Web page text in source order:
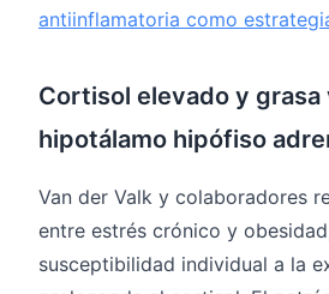
antiinflamatoria como
Cortisol elevado y grasa
hipotálamo hipófiso
Van der Valk y colaboradores
entre estrés crónico y
susceptibilidad individual a la